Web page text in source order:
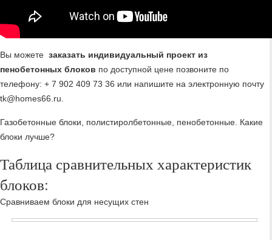
Вы можете заказать индивидуальный проект из
пенобетонных блоков по доступной цене позвоните по
телефону: + 7 902 409 73 36 или напишите на электронную почту
tk@homes66.ru.
Газобетонные блоки, полистиролбетонные, пенобетонные. Какие
блоки лучше?
Таблица сравнительных характеристик
блоков:
Сравниваем блоки для несущих стен